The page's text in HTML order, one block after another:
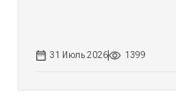
31 Июль 2026 1399